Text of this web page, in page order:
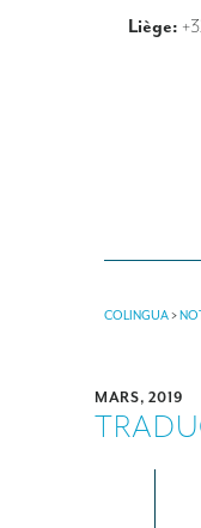
Liège:
COLINGUA>
MARS, 2019